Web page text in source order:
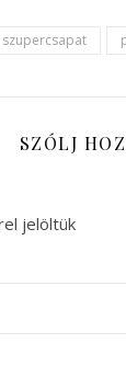
szupercsapat
SZÓLJ
jelöltük